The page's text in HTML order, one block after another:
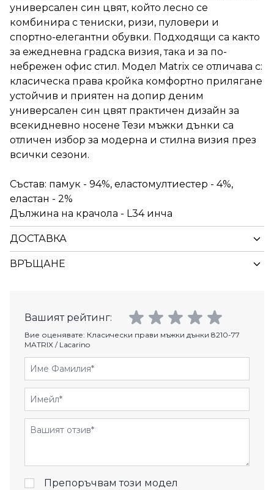
универсален син цвят, който лесно се
комбинира с тениски, ризи, пуловери и
спортно-елегантни обувки. Подходящи са както
за ежедневна градска визия, така и за по-
небрежен офис стил. Модел Matrix се отличава с:
класическа права кройка комфортно прилягане
устойчив и приятен на допир деним
универсален син цвят практичен дизайн за
всекидневно носене Тези мъжки дънки са
отличен избор за модерна и стилна визия през
всички сезони.
Състав: памук - 94%, еластомултиестер - 4%,
еластан - 2%
Дължина на крачола - L34 инча
ДОСТАВКА
ВРЪЩАНЕ
Вашият рейтинг:
Вие оценявате: Класически прави мъжки дънки 8210-77
MATRIX / Lacarino
Име Фамилия
Имейл
Отзиви
Препоръчвам този модел